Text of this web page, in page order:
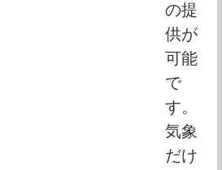
の提
供が
可能
で
す。
気象
だけ